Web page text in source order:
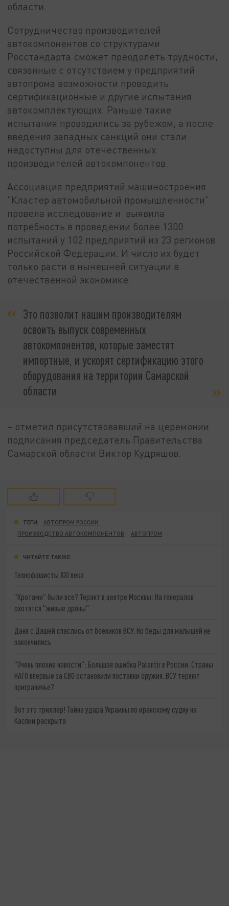
области.
Сотрудничество производителей
автокомпонентов со структурами
Росстандарта сможет преодолеть трудности,
связанные с отсутствием у предприятий
автопрома возможности проводить
сертификационные и другие испытания
автокомплектующих. Раньше такие
испытания проводились за рубежом, а после
введения западных санкций они стали
недоступны для отечественных
производителей автокомпонентов.
Ассоциация предприятий машиностроения
"Кластер автомобильной промышленности"
провела исследование и выявила
потребность в проведении более 1300
испытаний у 102 предприятий из 23 регионов
Российской Федерации. И число их будет
только расти в нынешней ситуации в
отечественной экономике.
Это позволит нашим производителям
освоить выпуск современных
автокомпонентов, которые заместят
импортные, и ускорят сертификацию этого
оборудования на территории Самарской
области
– отметил присутствовавший на церемонии
подписания председатель Правительства
Самарской области Виктор Кудряшов.
ТЕГИ:
АВТОПРОМ РОССИИ
ПРОИЗВОДСТВО АВТОКОМПОНЕНТОВ
АВТОПРОМ
ЧИТАЙТЕ ТАКЖЕ:
Технофашисты XXI века
"Кротами" были все? Теракт в центре Москвы: На генералов
охотятся "живые дроны"
Даня с Дашей спаслись от боевиков ВСУ. Но беды для малышей не
закончились
"Очень плохие новости": Большая ошибка Palantir в России. Страны
НАТО впервые за СВО остановили поставки оружия. ВСУ теряют
приграничье?
Вот это триллер! Тайна удара Украины по иранскому судну на
Каспии раскрыта